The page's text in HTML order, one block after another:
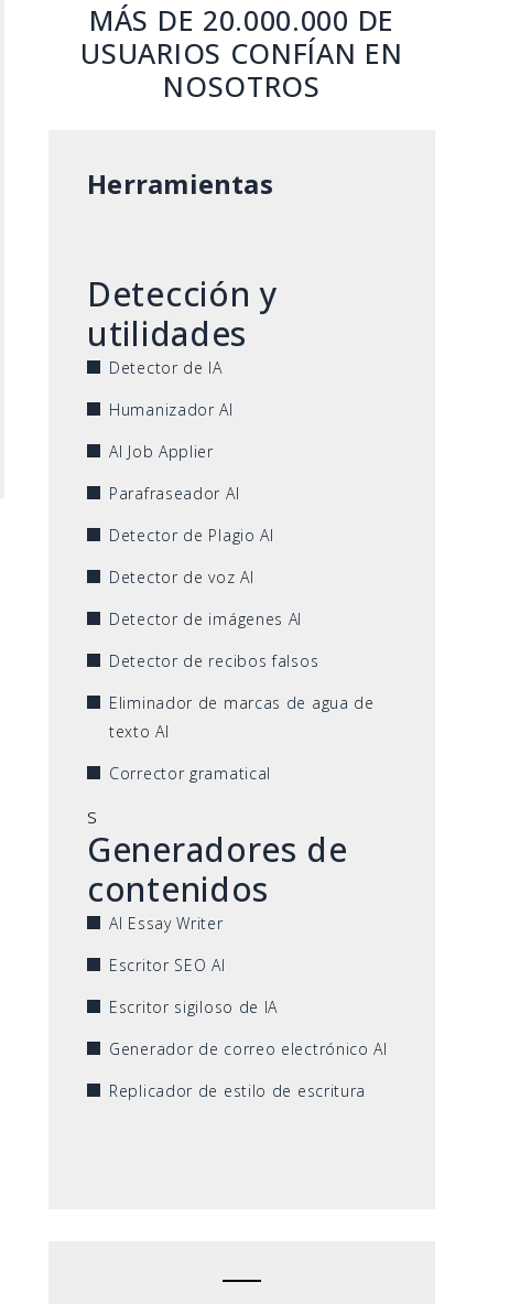
MÁS DE 20.000.000 DE
USUARIOS CONFÍAN EN
NOSOTROS
Herramientas
Detección y
utilidades
Detector de IA
Humanizador AI
AI Job Applier
Parafraseador AI
Detector de Plagio AI
Detector de voz AI
Detector de imágenes AI
Detector de recibos falsos
Eliminador de marcas de agua de
texto AI
Corrector gramatical
s
Generadores de
contenidos
AI Essay Writer
Escritor SEO AI
Escritor sigiloso de IA
Generador de correo electrónico AI
Replicador de estilo de escritura